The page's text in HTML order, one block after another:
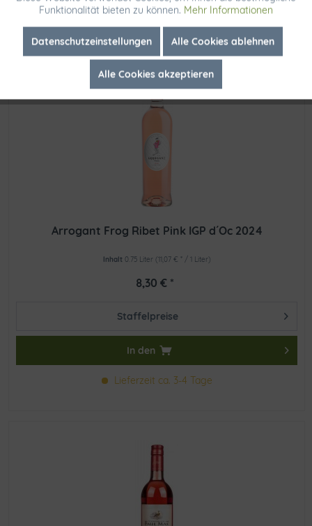
Sofort versandfertig, Lieferzeit ca. 1-2 Werktage
Arrogant Frog Ribet Pink IGP d´Oc 2024
Inhalt 0.75 Liter (11,07 € * / 1 Liter)
8,30 € *
Staffelpreise
In den
Lieferzeit ca. 3-4 Tage
Marketing Inaktiv
Funktionalität bieten zu können. Mehr Informationen
Datenschutzeinstellungen Alle Cookies ablehnen
Alle Cookies akzeptieren